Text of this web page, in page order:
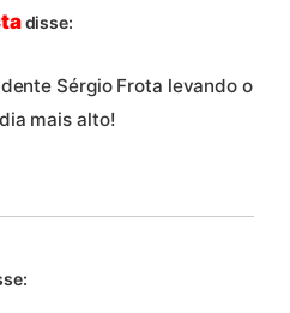
disse:
Sérgio Frota levando o
mais alto!